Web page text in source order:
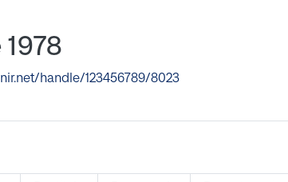
handle/123456789/8023